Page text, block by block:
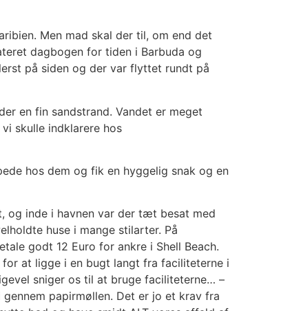
Men mad skal der til, om end det
dagbogen for tiden i Barbuda og
på siden og der var flyttet rundt på
en fin sandstrand. Vandet er meget
skulle indklarere hos
hos dem og fik en hyggelig snak og en
og inde i havnen var der tæt besat med
huse i mange stilarter. På
godt 12 Euro for ankre i Shell Beach.
at ligge i en bugt langt fra faciliteterne i
sniger os til at bruge faciliteterne… –
papirmøllen. Det er jo et krav fra